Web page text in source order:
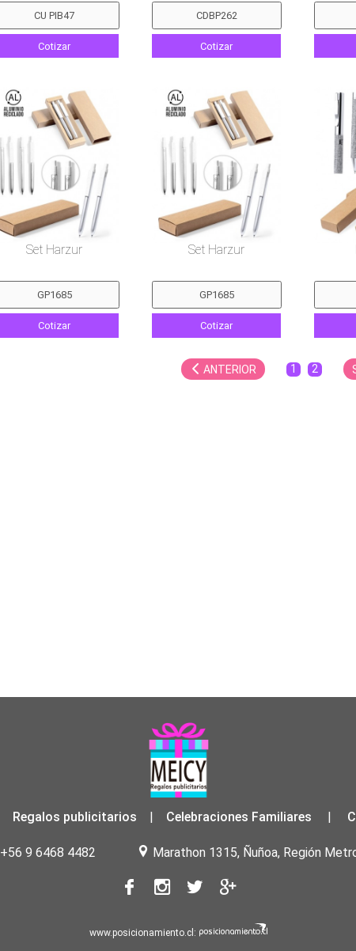
Cotizar Cotizar
Set Harzur
Cotizar
Set Harzur
Cotizar
ANTERIOR 1 2
Regalos publicitarios Celebraciones Familiares
+56 9 6468 4482 Marathon 1315, Ñuñoa, Región
www.posicionamiento.cl: